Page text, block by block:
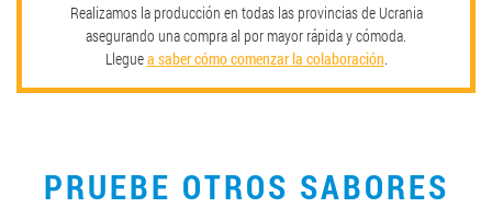
Realizamos la producción en todas las provincias de Ucrania
asegurando una compra al por mayor rápida y cómoda.
Lleguea saber cómo comenzar la colaboración.
PRUEBE OTROS SABORES